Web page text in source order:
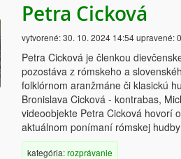
Petra Cicková
vytvorené:30. 10. 2024 14:54upravené:
Petra Cicková je členkou
pozostáva z rómskeho a
folklórnom aranžmáne či klasickú
Bronislava Cicková - kontrabas,
videoobjekte Petra Cicková hovorí
aktuálnom ponímaní rómskej
kategória:rozprávanie